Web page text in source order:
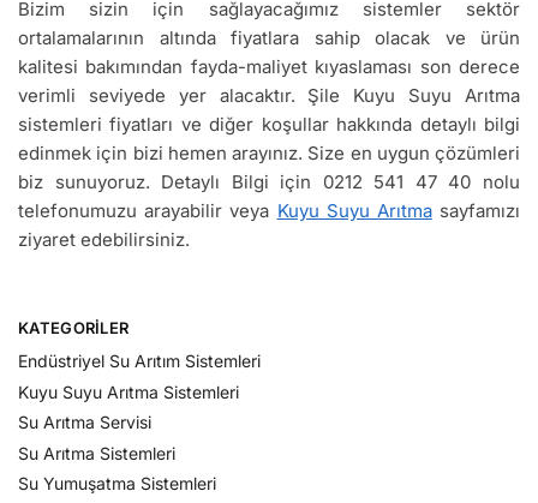
Bizim sizin için sağlayacağımız sistemler sektör
ortalamalarının altında fiyatlara sahip olacak ve ürün
kalitesi bakımından fayda-maliyet kıyaslaması son derece
verimli seviyede yer alacaktır. Şile Kuyu Suyu Arıtma
sistemleri fiyatları ve diğer koşullar hakkında detaylı bilgi
edinmek için bizi hemen arayınız. Size en uygun çözümleri
biz sunuyoruz. Detaylı Bilgi için 0212 541 47 40 nolu
telefonumuzu arayabilir veya Kuyu Suyu Arıtmasayfamızı
ziyaret edebilirsiniz.
KATEGORILER
Endüstriyel Su Arıtım Sistemleri
Kuyu Suyu Arıtma Sistemleri
Su Arıtma Servisi
Su Arıtma Sistemleri
Su Yumuşatma Sistemleri